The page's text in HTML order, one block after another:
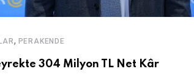
, PERAKENDE
304 Milyon TL Net Kâr